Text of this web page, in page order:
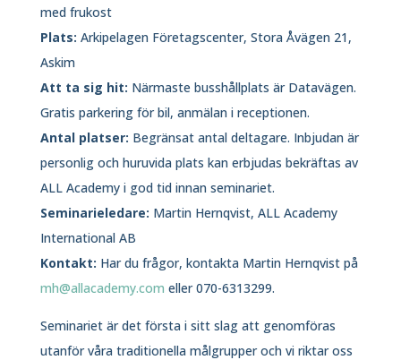
med frukost
Plats: Arkipelagen Företagscenter, Stora Åvägen 21,
Askim
Att ta sig hit: Närmaste busshållplats är Datavägen.
Gratis parkering för bil, anmälan i receptionen.
Antal platser: Begränsat antal deltagare. Inbjudan är
personlig och huruvida plats kan erbjudas bekräftas av
ALL Academy i god tid innan seminariet.
Seminarieledare: Martin Hernqvist, ALL Academy
International AB
Kontakt: Har du frågor, kontakta Martin Hernqvist på
mh@allacademy.com eller 070-6313299.
Seminariet är det första i sitt slag att genomföras
utanför våra traditionella målgrupper och vi riktar oss